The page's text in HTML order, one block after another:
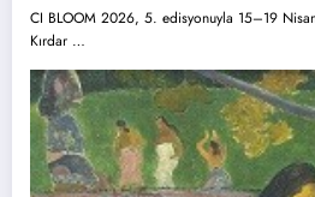
CI BLOOM 2026, 5. edisyonuyla 15–19
Kırdar …